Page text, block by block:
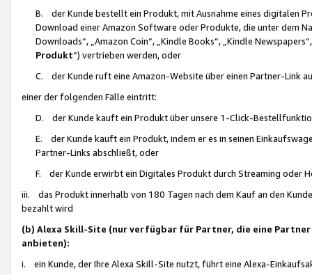
B. der Kunde bestellt ein Produkt, mit Ausnahme eines digitalen
Download einer Amazon Software oder Produkte, die unter dem
Downloads“, „Amazon Coin“, „Kindle Books“, „Kindle
Produkt“) vertrieben werden, oder
C. der Kunde ruft eine Amazon-Website über einen Partner-Link
einer der folgenden Fälle eintritt:
D. der Kunde kauft ein Produkt über unsere 1-Click-
E. der Kunde kauft ein Produkt, indem er es in seinen
Partner-Links abschließt, oder
F. der Kunde erwirbt ein Digitales Produkt durch Streaming oder
iii. das Produkt innerhalb von 180 Tagen nach dem Kauf an den
bezahlt wird
(b) Alexa Skill-Site (nur verfügbar für Partner, die eine
anbieten):
i. ein Kunde, der Ihre Alexa Skill-Site nutzt, führt eine Alexa-